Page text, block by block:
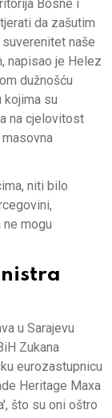
Bosne i
da zašutim
naše
napisao je Helez
dužnošću
kojima su
na cjelovitost
niti bilo
ne mogu
u Sarajevu
Zukana
eurozastupnicu
Heritage Maxa
što su oni oštro